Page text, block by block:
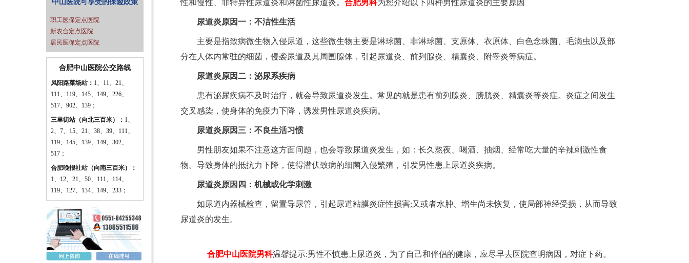
中山医院可享受的保险政策
职工医保定点医院
新农合定点医院
居民医保定点医院
合肥中山医院公交路线
凤阳路菜场站： 1、11、21、
111、119、145、149、226、
517、902、139；
三里街站（向北三百米）： 1、
2、7、15、21、38、39、111、
119、145、139、149、302、
517；
合肥晚报社站（向南三百米）：
1、12、21、50、111、114、
119、127、134、149、233；
性和慢性、非特异性尿道炎和淋菌性尿道炎。 合肥男科为您介绍以下四种男性尿道炎的主要原因
尿道炎原因一：不洁性生活
主要是指致病微生物入侵尿道，这些微生物主要是淋球菌、非淋球菌、支原体、衣原体、白色念珠菌、毛滴虫以及部
分在人体内常驻的细菌，侵袭尿道及其周围腺体，引起尿道炎、前列腺炎、精囊炎、附睾炎等病症。
尿道炎原因二：泌尿系疾病
患有泌尿疾病不及时治疗，就会导致尿道炎发生。常见的就是患有前列腺炎、膀胱炎、精囊炎等炎症。炎症之间发生
交叉感染，使身体的免疫力下降，诱发男性尿道炎疾病。
尿道炎原因三：不良生活习惯
男性朋友如果不注意这方面问题，也会导致尿道炎发生，如：长久熬夜、喝酒、抽烟、经常吃大量的辛辣刺激性食
物。导致身体的抵抗力下降，使得潜伏致病的细菌入侵繁殖，引发男性患上尿道炎疾病。
尿道炎原因四：机械或化学刺激
如尿道内器械检查，留置导尿管，引起尿道粘膜炎症性损害;又或者水肿、增生尚未恢复，使局部神经受损，从而导致
尿道炎的发生。
合肥中山医院男科温馨提示:男性不慎患上尿道炎，为了自己和伴侣的健康，应尽早去医院查明病因，对症下药。